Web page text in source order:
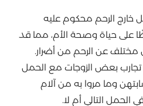
الرحم محكوم عليه
على حياة وصحة الأم، مما قد
مختلف عن الرحم من أضرار.
تجارب بعض الزوجات مع الحمل
وما مروا به من آلام
الحمل التالي أم لا.